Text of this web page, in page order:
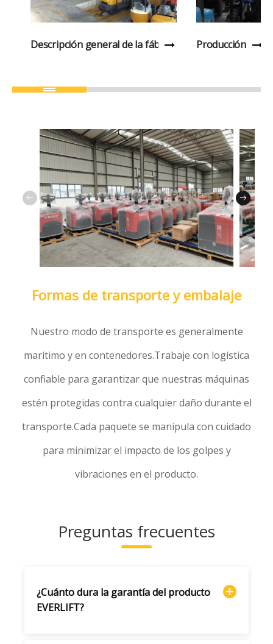
Descripción general de la fábrica Producción
Formas de transporte y embalaje
Nuestro modo de transporte es generalmente
marítimo y en contenedores.Trabaje con logística
confiable para garantizar que nuestras máquinas
estén protegidas contra cualquier daño durante el
transporte.Cada paquete se manipula con cuidado
para minimizar el impacto de los golpes y
vibraciones en el producto.
Preguntas frecuentes
¿Cuánto dura la garantía del producto
EVERLIFT?